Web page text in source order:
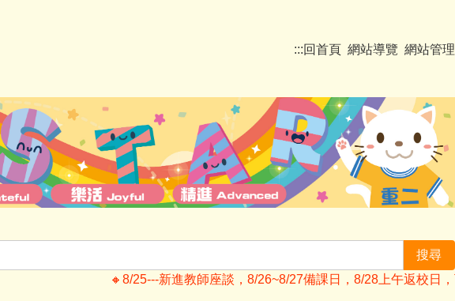
:::回首頁 網站導覽 網站管理
搜尋
🔸️8/25---新進教師座談，8/26~8/27備課日，8/28上午返校日